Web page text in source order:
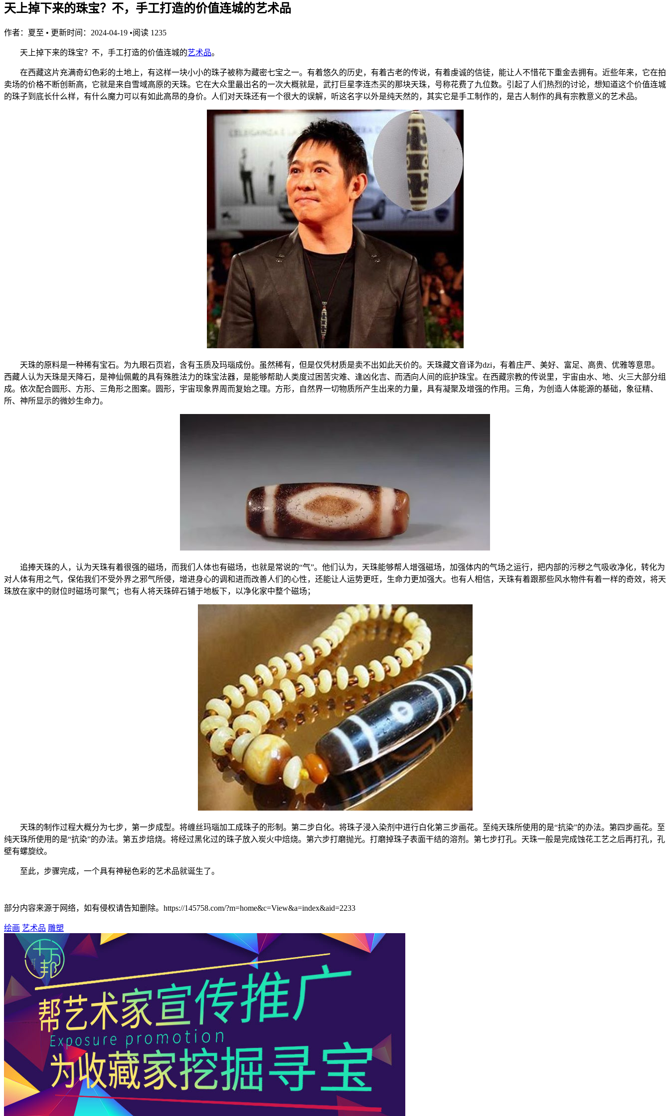
天上掉下来的珠宝？不，手工打造的价值连城的艺术品
作者： 夏至 • 更新时间：2024-04-19 •阅读 1235
天上掉下来的珠宝？不，手工打造的价值连城的艺术品。
在西藏这片充满奇幻色彩的土地上，有这样一块小小的珠子被称为藏密七宝之一。有着悠久的历史，有着古老的传说，有着虔诚的信徒，能让人不惜花下重金去拥有。近些年来，它在拍
卖场的价格不断创新高，它就是来自雪域高原的天珠。它在大众里最出名的一次大概就是，武打巨星李连杰买的那块天珠，号称花费了九位数。引起了人们热烈的讨论，想知道这个价值连城
的珠子到底长什么样，有什么魔力可以有如此高昂的身价。人们对天珠还有一个很大的误解，听这名字以外是纯天然的，其实它是手工制作的，是古人制作的具有宗教意义的艺术品。
天珠的原料是一种稀有宝石。为九眼石页岩，含有玉质及玛瑙成份。虽然稀有，但是仅凭材质是卖不出如此天价的。天珠藏文音译为dzi，有着庄严、美好、富足、高贵、优雅等意思。
西藏人认为天珠是天降石，是神仙佩戴的具有殊胜法力的珠宝法器，是能够帮助人类度过困苦灾难、逢凶化吉、而洒向人间的庇护珠宝。在西藏宗教的传说里，宇宙由水、地、火三大部分组
成。依次配合圆形、方形、三角形之图案。圆形，宇宙现象界周而复始之理。方形，自然界一切物质所产生出来的力量，具有凝聚及增强的作用。三角，为创造人体能源的基础，象征精、
所、神所显示的微妙生命力。
追捧天珠的人，认为天珠有着很强的磁场，而我们人体也有磁场，也就是常说的“气”。他们认为，天珠能够帮人增强磁场，加强体内的气场之运行，把内部的污秽之气吸收净化，转化为
对人体有用之气，保佑我们不受外界之邪气所侵，增进身心的调和进而改善人们的心性，还能让人运势更旺，生命力更加强大。也有人相信，天珠有着跟那些风水物件有着一样的奇效，将天
珠放在家中的财位时磁场可聚气；也有人将天珠碎石铺于地板下，以净化家中整个磁场；
天珠的制作过程大概分为七步，第一步成型。将缠丝玛瑙加工成珠子的形制。第二步白化。将珠子浸入染剂中进行白化第三步画花。至纯天珠所使用的是“抗染”的办法。第四步画花。至
纯天珠所使用的是“抗染”的办法。第五步焙烧。将经过黑化过的珠子放入炭火中焙烧。第六步打磨抛光。打磨掉珠子表面干结的溶剂。第七步打孔。天珠一般是完成蚀花工艺之后再打孔，孔
壁有螺旋纹。
至此，步骤完成，一个具有神秘色彩的艺术品就诞生了。
部分内容来源于网络，如有侵权请告知删除。https://145758.com/?m=home&c=View&a=index&aid=2233
绘画 艺术品 雕塑